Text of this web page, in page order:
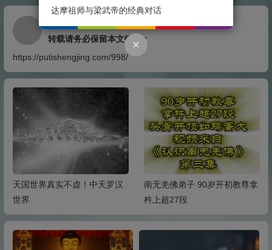
转载请务必保留本文链接：
https://putishengjing.com/998/
天国世界真实不虚！中天罗汉
世界
南无羌佛弟子 90岁开初教尊拿
杵上超27段
达摩祖师与梁武帝的经典对话